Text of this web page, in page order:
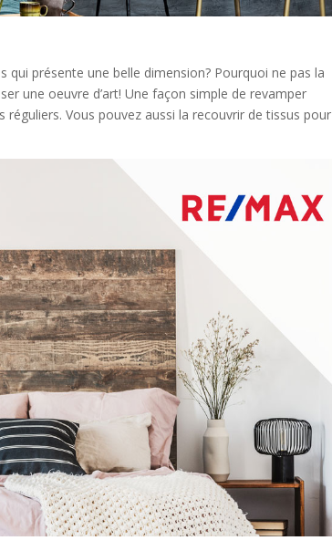
présente une belle dimension? Pourquoi ne pas la
une oeuvre d’art! Une façon simple de revamper
Vous pouvez aussi la recouvrir de tissus pour